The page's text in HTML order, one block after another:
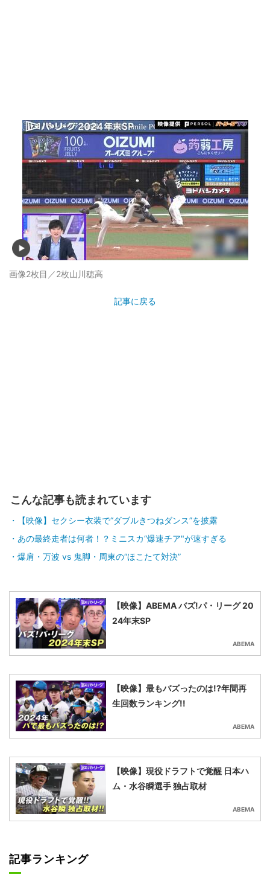
画像2枚目／2枚山川穂高
記事に戻る
こんな記事も読まれています
【映像】セクシー衣装で“ダブルきつねダンス”を披露
あの最終走者は何者！？ミニスカ“爆速チア"が速すぎる
爆肩・万波 vs 鬼脚・周東の“ほこたて対決”
【映像】ABEMA バズ!パ・リーグ 20
24年末SP
ABEMA
【映像】最もバズったのは!?年間再
生回数ランキング!!
ABEMA
【映像】現役ドラフトで覚醒 日本ハ
ム・水谷瞬選手 独占取材
ABEMA
記事ランキング